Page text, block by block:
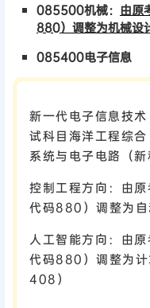
085500机械： 由原
880）调整为机械设
085400电子信息
新一代电子信息技
试科目海洋工程综
系统与电子电路（
控制工程方向：由
代码880）调整为自
人工智能方向：由
代码880）调整为计
408）